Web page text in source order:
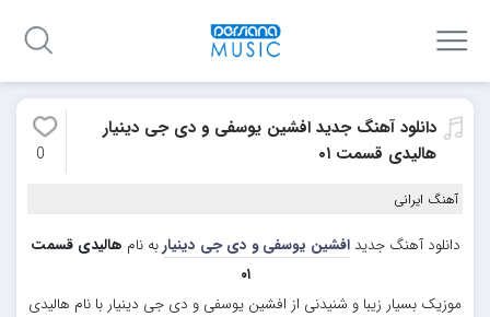
دانلود آهنگ جدید افشین یوسفی و دی جی دینیار
هالیدی قسمت ۰۱
0
آهنگ ایرانی
دانلود آهنگ جدیدافشین یوسفی و دی جی دینیاربه نام هالیدی قسمت
۰۱
موزیک بسیار زیبا و شنیدنی از افشین یوسفی و دی جی دینیار با نام هالیدی